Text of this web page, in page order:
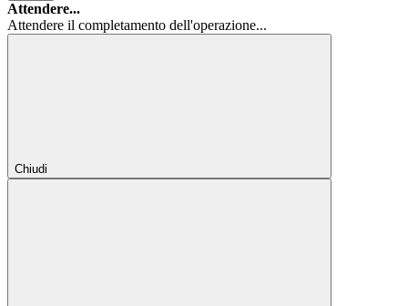
Attendere...
Attendere il completamento dell'operazione...
Chiudi